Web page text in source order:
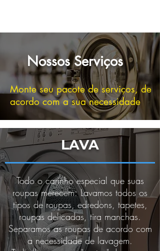
LAVA
Todo o carinho especial que suas
roupas merecem. Lavamos todos os
tipos de roupas, edredons, tapetes,
roupas delicadas, tira manchas.
Separamos as roupas de acordo com
a necessidade de lavagem.
Nossos Serviços
Monte seu pacote de serviços, de
acordo com a sua necessidade